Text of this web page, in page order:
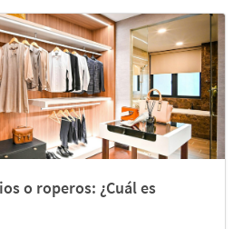
o roperos: ¿Cuál es